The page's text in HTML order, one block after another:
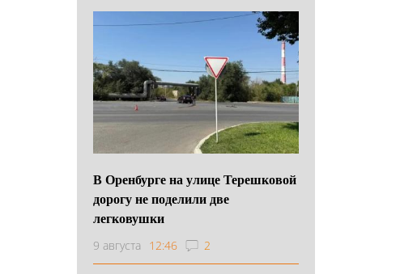
В Оренбурге на улице Терешковой
дорогу не поделили две
легковушки
9 августа 12:46 2